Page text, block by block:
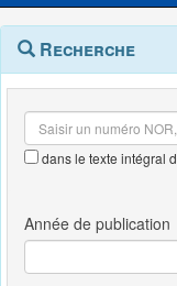
Navigation
outils
Menu
contextuel
Recherche
dans le texte intégral